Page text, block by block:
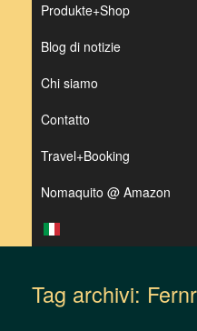
Produkte+Shop
Blog di notizie
Chi siamo
Contatto
Travel+Booking
Nomaquito @ Amazon
Tag archivi: